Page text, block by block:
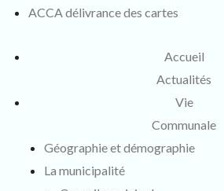
ACCA délivrance des cartes
Accueil
Actualités
Vie
Communale
Géographie et démographie
La municipalité